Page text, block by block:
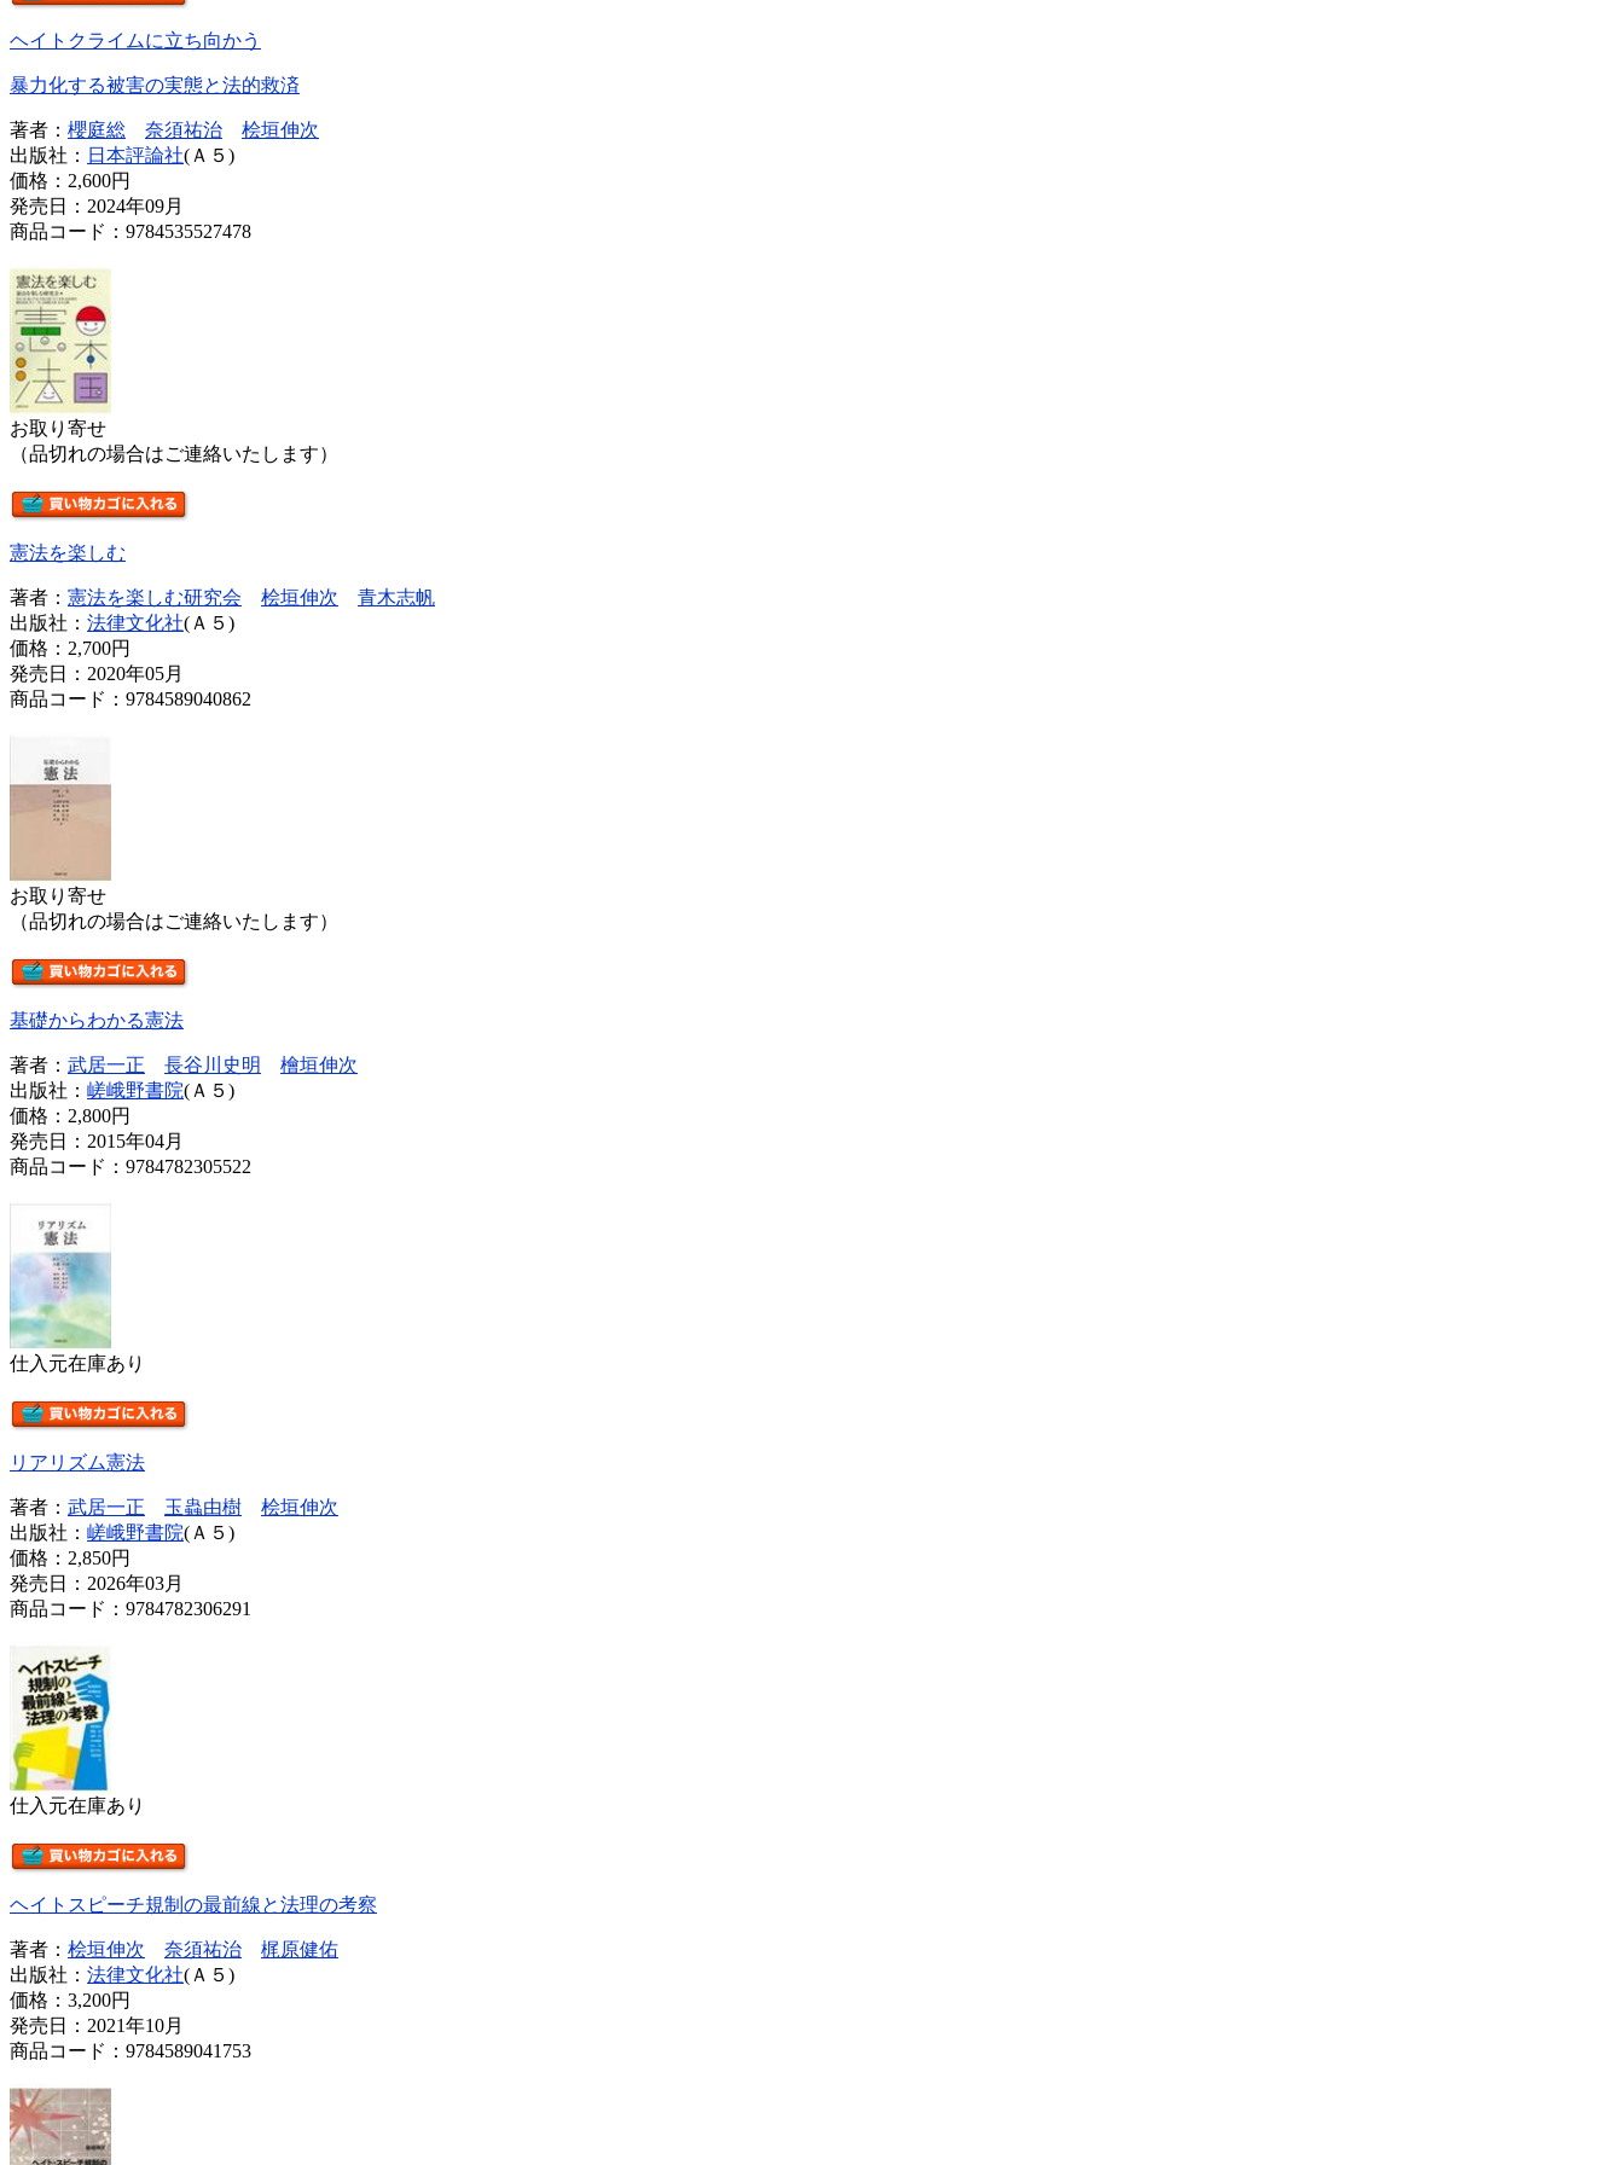
ヘイトクライムに立ち向かう
暴力化する被害の実態と法的救済
著者： 櫻庭総 奈須祐治
桧垣伸次
出版社： 日本評論社(Ａ５)
価格： 2,600円
発売日：2024年09月
商品コード：9784535527478
お取り寄せ
（品切れの場合はご連絡いたします）
憲法を楽しむ
著者： 憲法を楽しむ研究会 桧垣伸次
青木志帆
出版社： 法律文化社(Ａ５)
価格： 2,700円
発売日：2020年05月
商品コード：9784589040862
お取り寄せ
（品切れの場合はご連絡いたします）
基礎からわかる憲法
著者： 武居一正 長谷川史明
檜垣伸次
出版社： 嵯峨野書院(Ａ５)
価格： 2,800円
発売日：2015年04月
商品コード：9784782305522
仕入元在庫あり
リアリズム憲法
著者： 武居一正 玉蟲由樹
桧垣伸次
出版社： 嵯峨野書院(Ａ５)
価格： 2,850円
発売日：2026年03月
商品コード：9784782306291
仕入元在庫あり
ヘイトスピーチ規制の最前線と法理の考察
著者： 桧垣伸次 奈須祐治
梶原健佑
出版社： 法律文化社(Ａ５)
価格： 3,200円
発売日：2021年10月
商品コード：9784589041753